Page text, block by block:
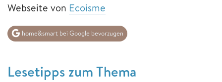
Webseite von Ecoisme
home&smart bei Google bevorzugen
Lesetipps zum Thema